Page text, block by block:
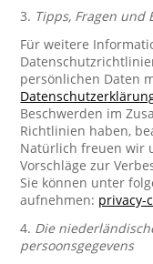
3. Tipps, Fragen und
Für weitere
persönlichen Daten
Beschwerden im
Richtlinien haben,
Natürlich freuen wir
Vorschläge zur
Sie können unter
aufnehmen: privacy-
4. Die
persoonsgegevens